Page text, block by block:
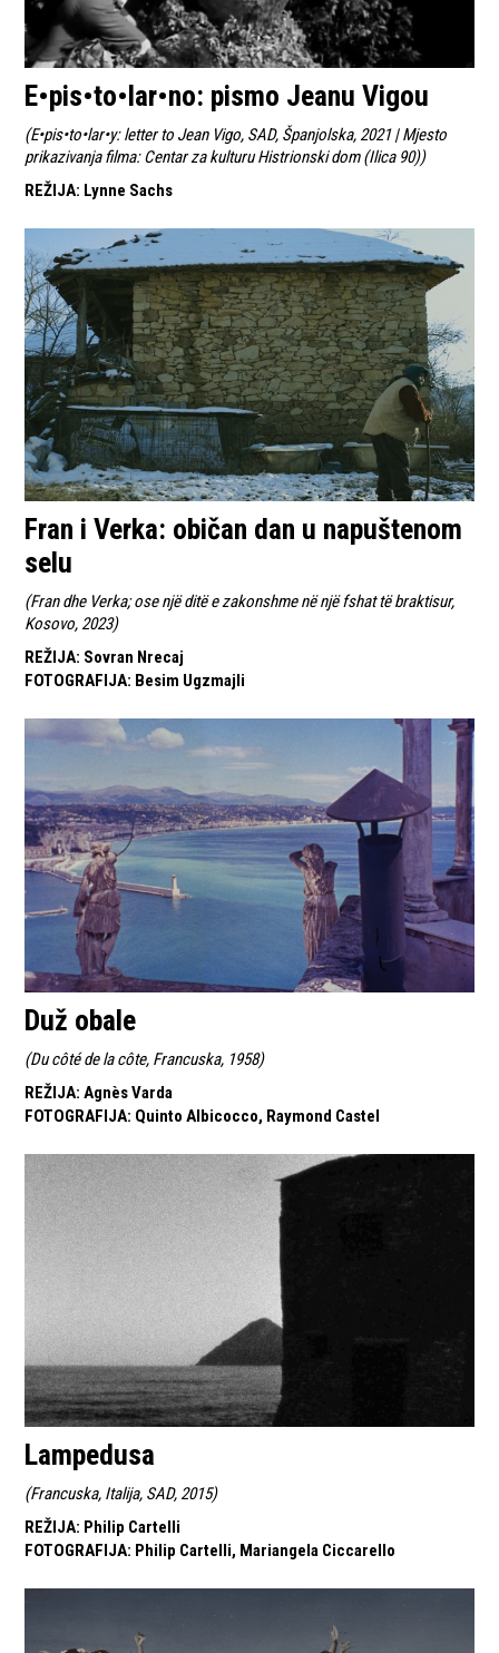
E•pis•to•lar•no: pismo Jeanu Vigou
(E•pis•to•lar•y: letter to Jean Vigo, SAD, Španjolska, 2021 | Mjesto
prikazivanja filma: Centar za kulturu Histrionski dom (Ilica 90))
REŽIJA: Lynne Sachs
Fran i Verka: običan dan u napuštenom
selu
(Fran dhe Verka; ose një ditë e zakonshme në një fshat të braktisur,
Kosovo, 2023)
REŽIJA: Sovran Nrecaj
FOTOGRAFIJA: Besim Ugzmajli
Duž obale
(Du côté de la côte, Francuska, 1958)
REŽIJA: Agnès Varda
FOTOGRAFIJA: Quinto Albicocco, Raymond Castel
Lampedusa
(Francuska, Italija, SAD, 2015)
REŽIJA: Philip Cartelli
FOTOGRAFIJA: Philip Cartelli, Mariangela Ciccarello